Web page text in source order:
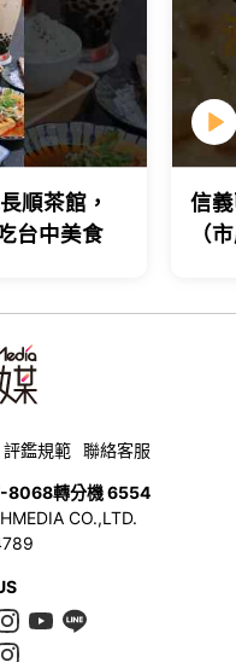
順茶館，
台中美食
信
（
評鑑規範 聯絡客服
8068轉分機 6554
CO.,LTD.